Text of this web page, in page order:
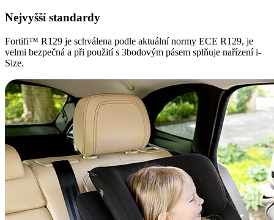
Nejvyšší standardy
Fortifi™ R129 je schválena podle aktuální normy ECE R129, je
velmi bezpečná a při použití s 3bodovým pásem splňuje nařízení i-
Size.